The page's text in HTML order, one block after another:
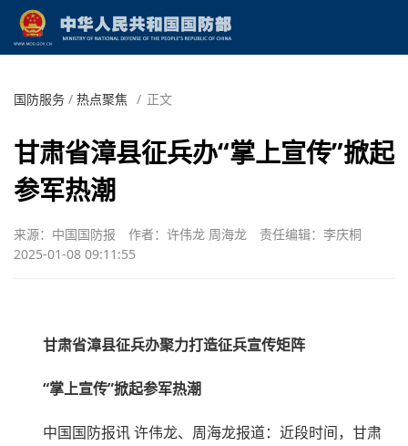
国防服务 / 热点聚焦 / 正文
甘肃省漳县征兵办“掌上宣传”掀起
参军热潮
来源：中国国防报 作者：许伟龙 周海龙
责任编辑：李庆桐
2025-01-08 09:11:55
甘肃省漳县征兵办聚力打造征兵宣传矩阵
“掌上宣传”掀起参军热潮
中国国防报讯 许伟龙、周海龙报道：近段时间，甘肃